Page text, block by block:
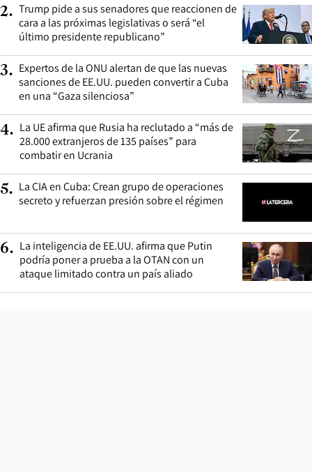
2. Trump pide a sus senadores que reaccionen de
cara a las próximas legislativas o será “el
último presidente republicano”
3. Expertos de la ONU alertan de que las nuevas
sanciones de EE.UU. pueden convertir a Cuba
en una “Gaza silenciosa”
4. La UE afirma que Rusia ha reclutado a “más de
28.000 extranjeros de 135 países” para
combatir en Ucrania
5. La CIA en Cuba: Crean grupo de operaciones
secreto y refuerzan presión sobre el régimen
6. La inteligencia de EE.UU. afirma que Putin
podría poner a prueba a la OTAN con un
ataque limitado contra un país aliado